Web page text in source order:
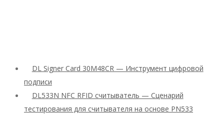
DL Signer Card 30M48CR — Инструмент цифровой
подписи
DL533N NFC RFID считыватель — Сценарий
тестирования для считывателя на основе PN533